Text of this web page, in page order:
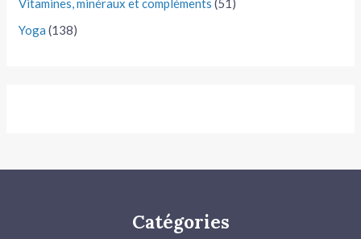
Vitamines, minéraux et compléments (51)
Yoga (138)
Catégories